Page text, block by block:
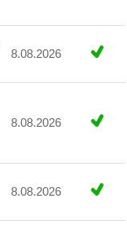
8.08.2026
8.08.2026
8.08.2026